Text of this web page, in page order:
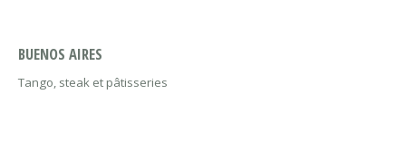
BUENOS AIRES
Tango, steak et pâtisseries